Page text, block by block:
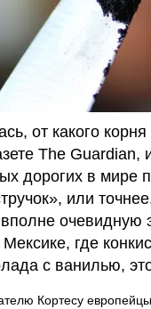
от какого
The
дорогих в мире
или
очевидную
где
с ванилью,
Кортесу